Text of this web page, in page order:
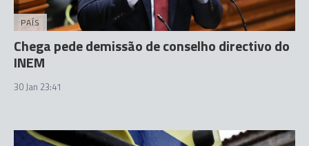
PAÍS
Chega pede demissão de conselho directivo do
INEM
30 Jan 23:41